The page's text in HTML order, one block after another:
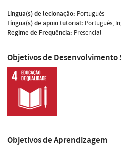
Língua(s) de lecionação: Português
Língua(s) de apoio tutorial: Português,
Regime de Frequência: Presencial
Objetivos de Desenvolvimento
Objetivos de Aprendizagem